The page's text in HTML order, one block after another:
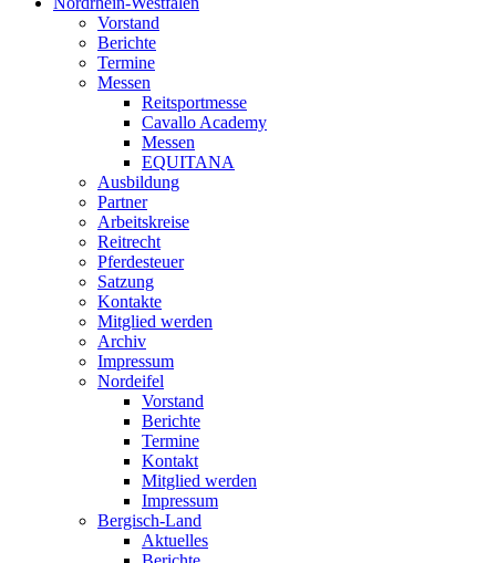
Vorstand
Berichte
Termine
Messen
Reitsportmesse
Cavallo Academy
Messen
EQUITANA
Ausbildung
Partner
Arbeitskreise
Reitrecht
Pferdesteuer
Satzung
Kontakte
Mitglied werden
Archiv
Impressum
Nordeifel
Vorstand
Berichte
Termine
Kontakt
Mitglied werden
Impressum
Bergisch-Land
Aktuelles